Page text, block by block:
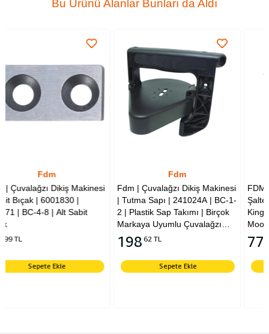
Bu Ürünü Alanlar Bunları da Aldı
Fdm | Çuvalağzı Dikiş Makinesi
| Tutma Sapı | 241024A | BC-1-
2 | Plastik Sap Takımı | Birçok
Markaya Uyumlu Çuvalağzı
Dikiş Makine Tutma Sapıdır |
Kingstar | Yuki | Newlong |
Moonstar | Shifeng
Sepete Ekle
FDM Çuval Ağzı Dikiş
Şalteri Sivici BC-LX5-11/D
Kingstar Yuki Newlong
Moonstar Shifeng Uyumlu
77
Sepete Ekle